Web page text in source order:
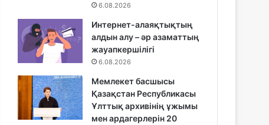
6.08.2026
Интернет-алаяқтықтың
алдын алу – әр азаматтың
жауапкершілігі
6.08.2026
Мемлекет басшысы
Қазақстан Республикасы
Ұлттық архивінің ұжымы
мен ардагерлерін 20